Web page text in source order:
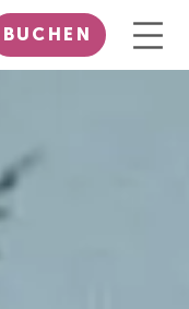
BUCHEN